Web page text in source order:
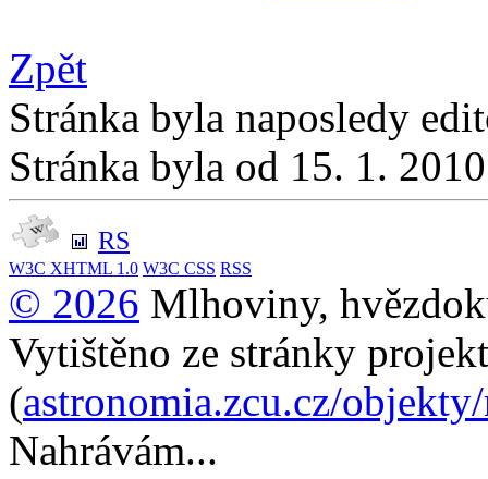
Zpět
Stránka byla naposledy
Stránka byla od 15. 1.
RS
W3C XHTML 1.0 W3C CSS RSS
© 2026 Mlhoviny,
Vytištěno ze stránky
(astronomia.zcu.cz/
Nahrávám...